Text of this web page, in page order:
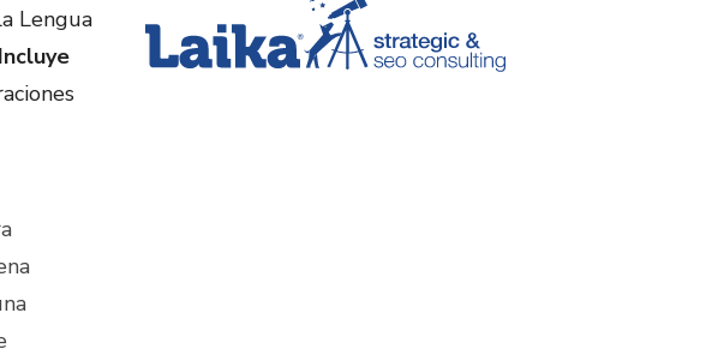
Lengua
Incluye